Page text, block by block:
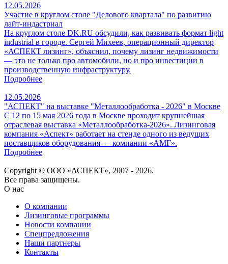
12.05.2026
Участие в круглом столе "Делового квартала" по развитию
лайт-индастриал
На круглом столе DK.RU обсудили, как развивать формат light
industrial в городе. Сергей Михеев, операционный директор
«АСПЕКТ лизинг», объяснил, почему лизинг недвижимости
— это не только про автомобили, но и про инвестиции в
производственную инфраструктуру.
Подробнее
12.05.2026
"АСПЕКТ" на выставке "Металлообработка - 2026" в Москве
С 12 по 15 мая 2026 года в Москве проходит крупнейшая
отраслевая выставка «Металлообработка‑2026». Лизинговая
компания «Аспект» работает на стенде одного из ведущих
поставщиков оборудования — компании «АМГ».
Подробнее
Copyright © ООО «АСПЕКТ», 2007 - 2026.
Все права защищены.
О нас
О компании
Лизинговые программы
Новости компании
Спецпредложения
Наши партнеры
Контакты